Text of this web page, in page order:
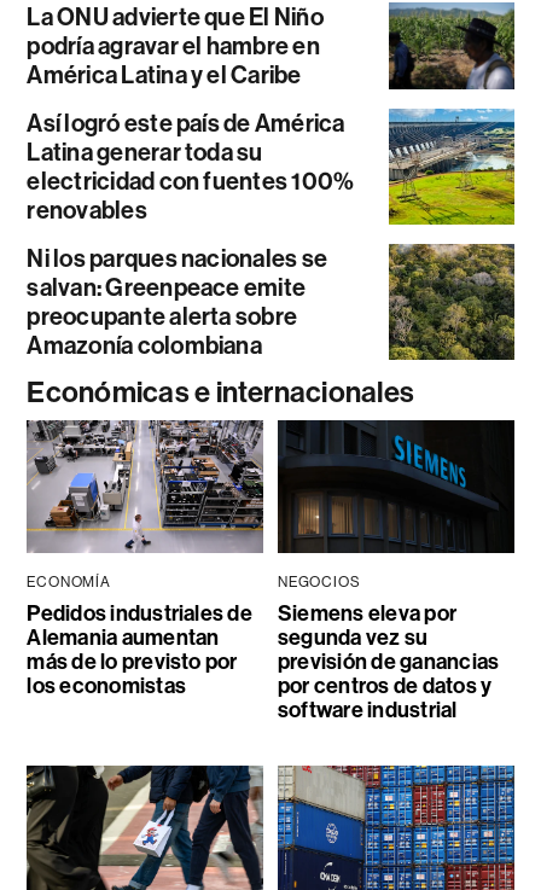
La ONU advierte que El Niño
podría agravar el hambre en
América Latina y el Caribe
Así logró este país de América
Latina generar toda su
electricidad con fuentes 100%
renovables
Ni los parques nacionales se
salvan: Greenpeace emite
preocupante alerta sobre
Amazonía colombiana
Económicas e internacionales
ECONOMÍA
Pedidos industriales de
Alemania aumentan
más de lo previsto por
los economistas
NEGOCIOS
Siemens eleva por
segunda vez su
previsión de ganancias
por centros de datos y
software industrial